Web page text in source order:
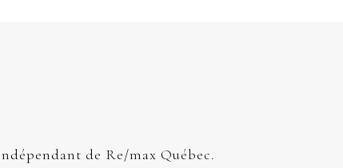
de Re/max Québec.